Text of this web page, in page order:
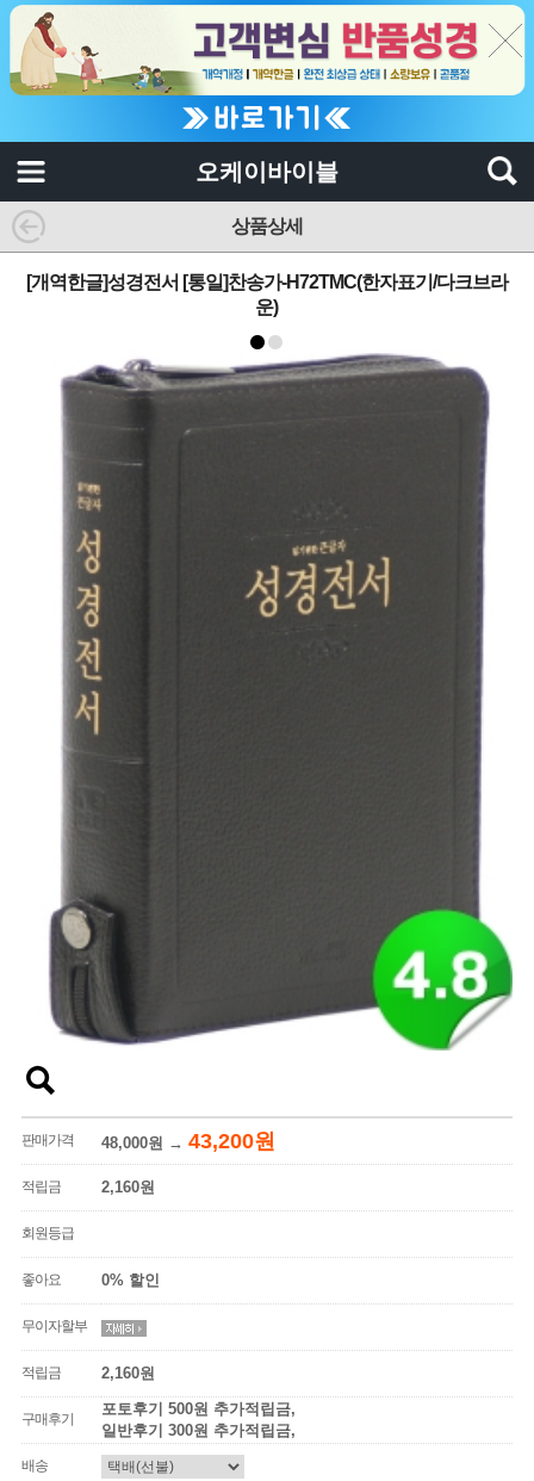
오케이바이블
상품상세
[개역한글]성경전서 [통일]찬송가-H72TMC(한자표기/다크브라
운)
판매가격 48,000원 → 43,200원
적립금 2,160원
회원등급
좋아요 0% 할인
무이자할부
적립금 2,160원
구매후기
포토후기 500원 추가적립금,
일반후기 300원 추가적립금,
배송